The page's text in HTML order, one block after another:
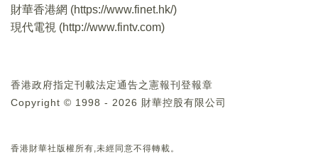
財華香港網 (https://www.finet.hk/)
現代電視 (http://www.fintv.com)
香港政府指定刊載法定通告之憲報刊登報章
Copyright © 1998 - 2026 財華控股有限公司
香港財華社版權所有,未經同意不得轉載。